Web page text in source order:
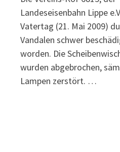
Landeseisenbahn Lippe
Vatertag (21. Mai 2009)
Vandalen schwer
worden. Die
wurden abgebrochen,
Lampen zerstört. …